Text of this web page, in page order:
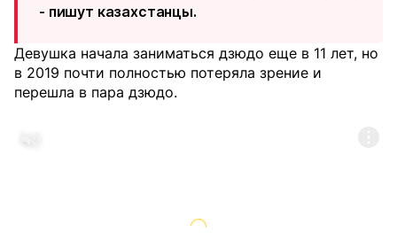
- пишут казахстанцы.
Девушка начала заниматься дзюдо еще в 11 лет, но
в 2019 почти полностью потеряла зрение и
перешла в пара дзюдо.